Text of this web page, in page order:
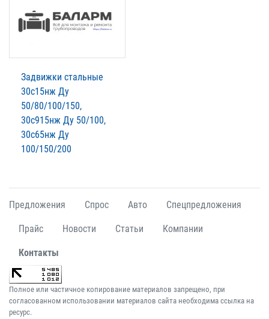
Задвижки стальные
30с15нж Ду
50/80/100/150,
30с915нж Ду 50/100,
30с65нж Ду
100/150/200
Предложения Спрос Авто Спецпредложения
Прайс Новости Статьи Компании
Контакты
Полное или частичное копирование материалов запрещено, при
согласованном использовании материалов сайта необходима ссылка на
ресурс.